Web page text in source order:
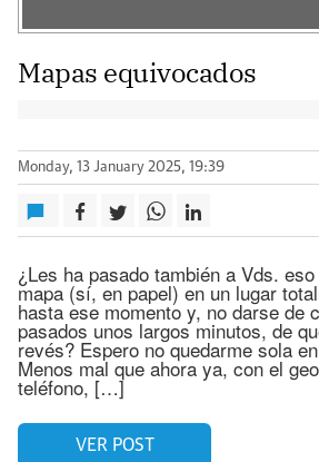
Mapas equivocados
Monday, 13 January 2025, 19:39
¿Les ha pasado también a Vds.
mapa (sí, en papel) en un lugar
hasta ese momento y, no darse de
pasados unos largos minutos, de
revés? Espero no quedarme sola
Menos mal que ahora ya, con el
teléfono, […]
VER POST